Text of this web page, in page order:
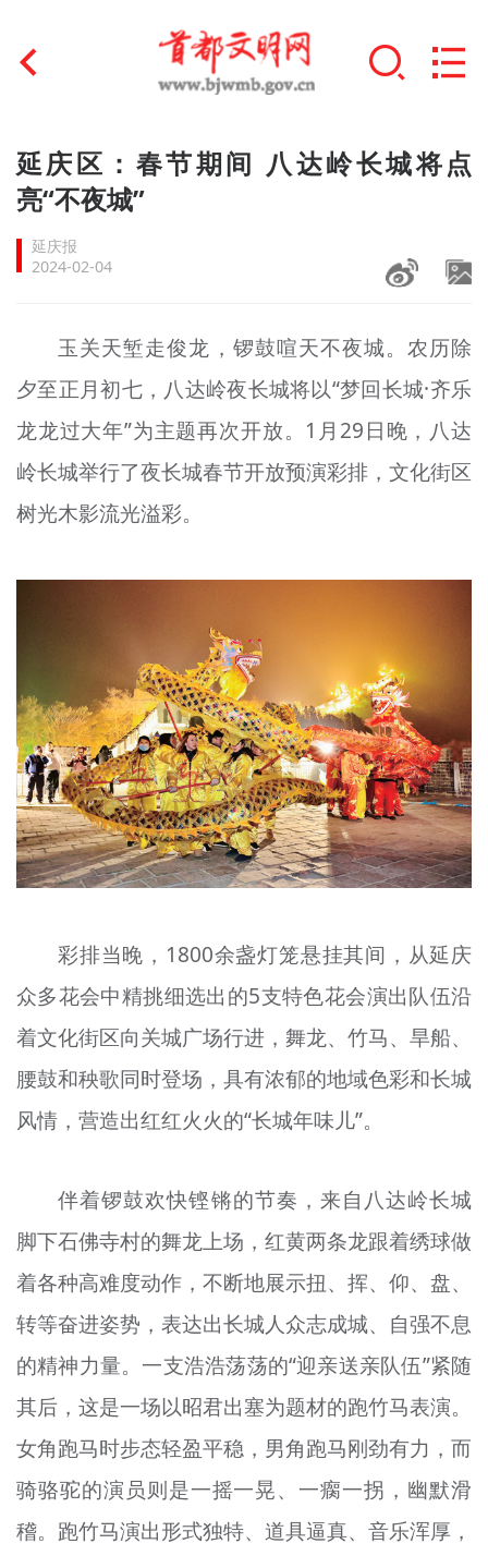
首页
文明创建
文明实践
未成年人思想道德建设
榜样人物
+
身边好人
文明评论
宣传思想文化人才
资料库
+
延庆区：春节期间 八达岭长城将点
亮“不夜城”
延庆报
2024-02-04
玉关天堑走俊龙，锣鼓喧天不夜城。农历除
夕至正月初七，八达岭夜长城将以“梦回长城·齐乐
龙龙过大年”为主题再次开放。1月29日晚，八达
岭长城举行了夜长城春节开放预演彩排，文化街区
树光木影流光溢彩。
彩排当晚，1800余盏灯笼悬挂其间，从延庆
众多花会中精挑细选出的5支特色花会演出队伍沿
着文化街区向关城广场行进，舞龙、竹马、旱船、
腰鼓和秧歌同时登场，具有浓郁的地域色彩和长城
风情，营造出红红火火的“长城年味儿”。
伴着锣鼓欢快铿锵的节奏，来自八达岭长城
脚下石佛寺村的舞龙上场，红黄两条龙跟着绣球做
着各种高难度动作，不断地展示扭、挥、仰、盘、
转等奋进姿势，表达出长城人众志成城、自强不息
的精神力量。一支浩浩荡荡的“迎亲送亲队伍”紧随
其后，这是一场以昭君出塞为题材的跑竹马表演。
女角跑马时步态轻盈平稳，男角跑马刚劲有力，而
骑骆驼的演员则是一摇一晃、一瘸一拐，幽默滑
稽。跑竹马演出形式独特、道具逼真、音乐浑厚，